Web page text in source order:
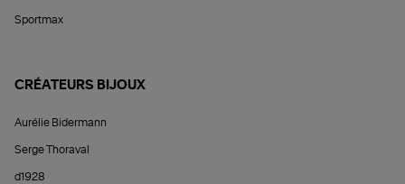
Sportmax
CRÉATEURS BIJOUX
Aurélie Bidermann
Serge Thoraval
d1928